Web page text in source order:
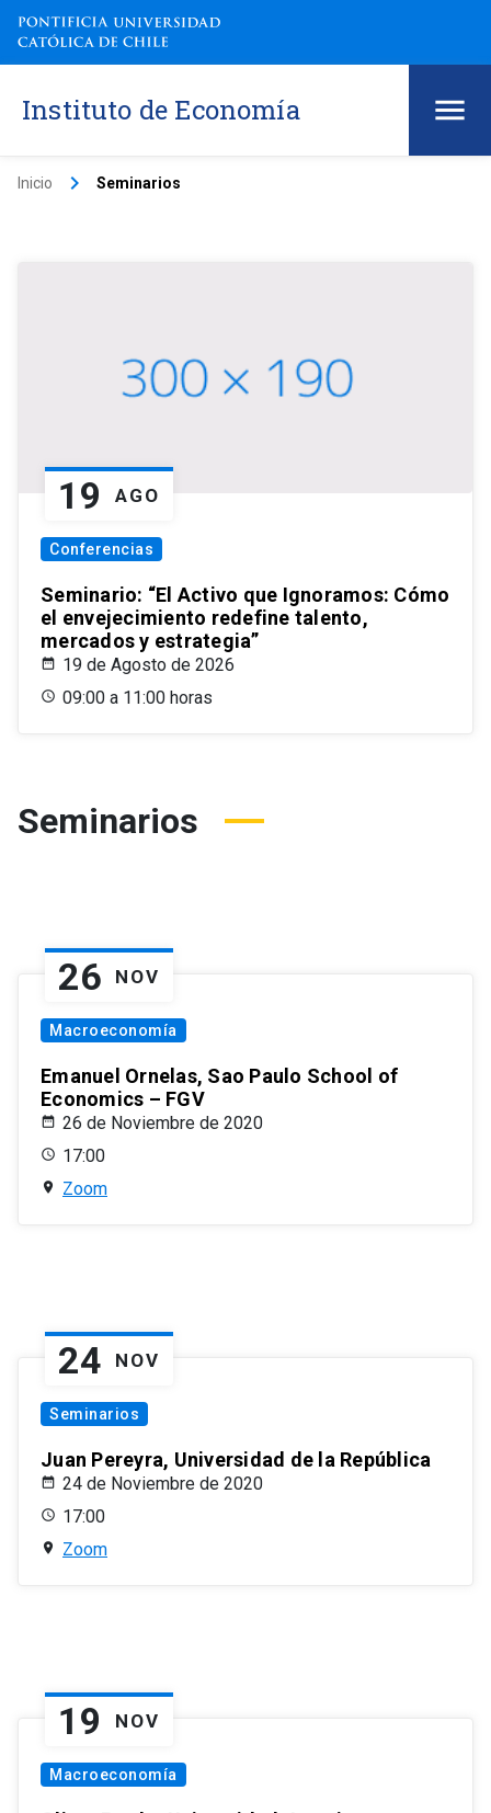
Instituto de Economía
Inicio keyboard_arrow_right Seminarios
19 AGO
Conferencias
Seminario: “El Activo que Ignoramos: Cómo
el envejecimiento redefine talento,
mercados y estrategia”
19 de Agosto de 2026
09:00 a 11:00 horas
Seminarios
26 NOV
Macroeconomía
Emanuel Ornelas, Sao Paulo School of
Economics – FGV
26 de Noviembre de 2020
17:00
Zoom
24 NOV
Seminarios
Juan Pereyra, Universidad de la República
24 de Noviembre de 2020
17:00
Zoom
19 NOV
Macroeconomía